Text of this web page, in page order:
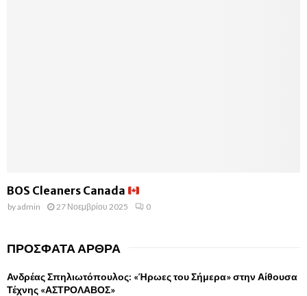
BOS Cleaners Canada
byadmin 27 Νοεμβρίου 2025 0
ΠΡΌΣΦΑΤΑ ΆΡΘΡΑ
Ανδρέας Σπηλιωτόπουλος: «Ήρωες του Σήμερα» στην Αίθουσα
Τέχνης «ΑΣΤΡΟΛΑΒΟΣ»